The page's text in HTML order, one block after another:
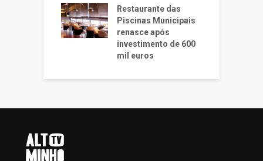
Restaurante das
Piscinas Municipais
renasce após
investimento de 600
mil euros